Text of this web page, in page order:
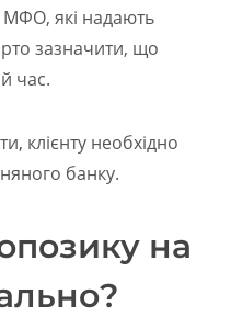
МФО, які надають
зазначити, що
час.
клієнту необхідно
банку.
на